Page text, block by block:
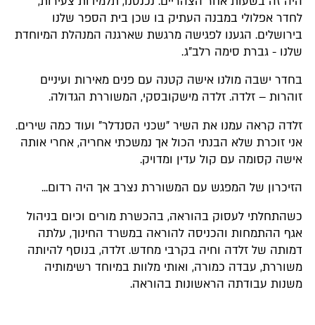
לחדר אפלולי במבנה העתיק בו שכן בית הספר שלנו
בירושלים. הגענו לפגישה מרגשת שארגנה המנהלת המיוחדת
שלנו - גברת סימה רלב"ג.
בחדר ישבה מולנו אישה קטנה עם פנים מאירות ועיניים
זוהרות – זלדה. זלדה מישקובסקי, המשוררת הגדולה.
זלדה קראה עמנו את השיר "שכני הסנדלר" ועוד כמה שירים.
אני זוכרת שלא הבנתי הכול אך נמשכתי אחריה, אחרי אותה
אישה קסומה עם קול עדין ומדויק.
הזיכרון של המפגש עם המשוררת נצרב אך היה רדום...
כשהתחלתי לעסוק בהוראה, בהכשרת מורים וכיום בניהול
אגף ההתמחות והכניסה להוראה במשרד החינוך, עלתה
דמותה של זלדה וחיה בקרבי מחדש. זלדה, בנוסף להיותה
משוררת, עבדה כמורה, ואותי מלוות במיוחד רשימותיה
משנות עבודתה הראשונות בהוראה.